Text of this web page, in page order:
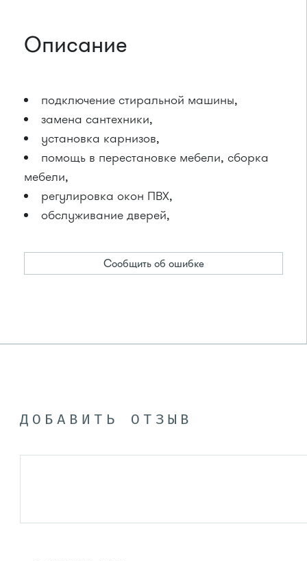
Описание
подключение стиральной машины,
замена сантехники,
установка карнизов,
помощь в перестановке мебели, сборка
мебели,
регулировка окон ПВХ,
обслуживание дверей,
Сообщить об ошибке
ДОБАВИТЬ ОТЗЫВ